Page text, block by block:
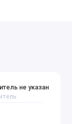
не указан